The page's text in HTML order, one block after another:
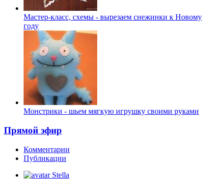
Мастер-класс, схемы - вырезаем снежинки к Новому
году
Монстрики - шьем мягкую игрушку своими руками
Прямой эфир
Комментарии
Публикации
Stella